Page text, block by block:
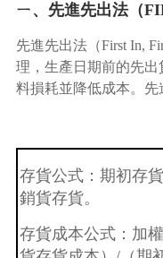
ㄧ、先進先出法（
先進先出法（First In,
理，生產日期前的先
料損耗並降低成本。先
存貨公式：期初存貨
銷貨存貨。
存貨成本公式：加